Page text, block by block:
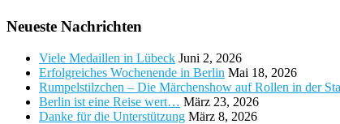
Neueste Nachrichten
Viele Medaillen in Lübeck Juni 2, 2026
Erfolgreiches Wochenende in Berlin Mai 18, 2026
Rumpelstilzchen – Die Märchenshow auf Rollen in der
Berlin ist eine Reise wert… März 23, 2026
Danke für die Unterstützung März 8, 2026